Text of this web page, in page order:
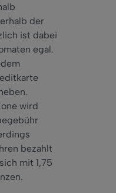
der
ist dabei
egal.
wird
bezahlt
mit 1,75